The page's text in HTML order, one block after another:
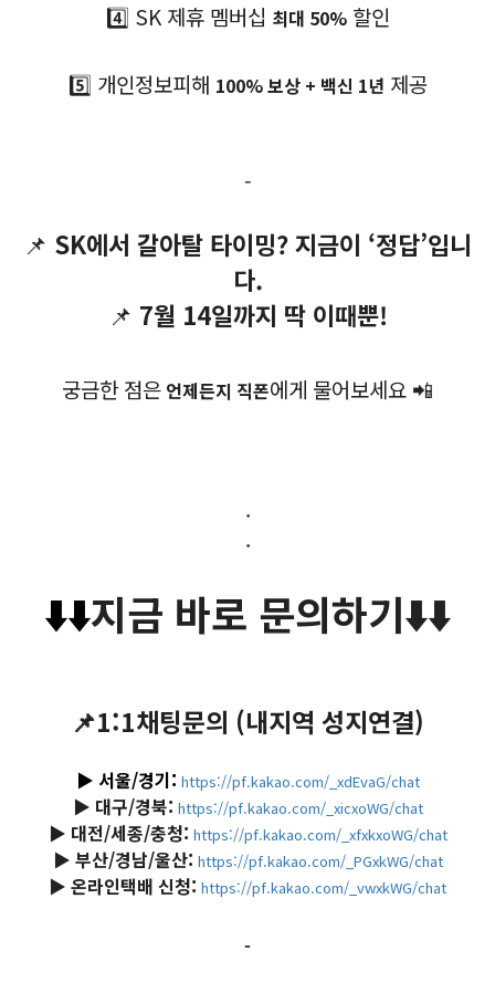
4️⃣ SK 제휴 멤버십 최대 50%할인
5️⃣ 개인정보피해 100% 보상 + 백신 1년 제공
-
📌 SK에서 갈아탈 타이밍? 지금이 ‘정답’입니
다.
📌 7월 14일까지 딱 이때뿐!
궁금한 점은 언제든지 직폰에게 물어보세요 📲
.
.
⬇️⬇️지금 바로 문의하기⬇️⬇️
📌1:1채팅문의 (내지역 성지연결)
▶️ 서울/경기: https://pf.kakao.com/_xdEvaG/chat
▶️ 대구/경북: https://pf.kakao.com/_xicxoWG/chat
▶️ 대전/세종/충청: https://pf.kakao.com/_xfxkxoWG/chat
▶️ 부산/경남/울산: https://pf.kakao.com/_PGxkWG/chat
▶️ 온라인택배 신청: https://pf.kakao.com/_vwxkWG/chat
-